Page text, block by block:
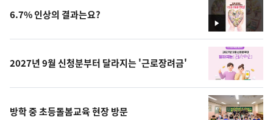
영
상
6.7% 인상의 결과는요?
2027년 9월 신청분부터 달라지는 '근로장려금'
방학 중 초등돌봄교육 현장 방문